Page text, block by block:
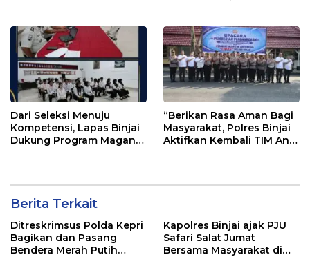
Dari Seleksi Menuju
Kompetensi, Lapas Binjai
Dukung Program Magang
“Berikan Rasa Aman Bagi
Masyarakat, Polres Binjai
Aktifkan Kembali TIM Anti
Berita Terkait
Ditreskrimsus Polda Kepri
Bagikan dan Pasang
Bendera Merah Putih
Kapolres Binjai ajak PJU
Safari Salat Jumat
Bersama Masyarakat di